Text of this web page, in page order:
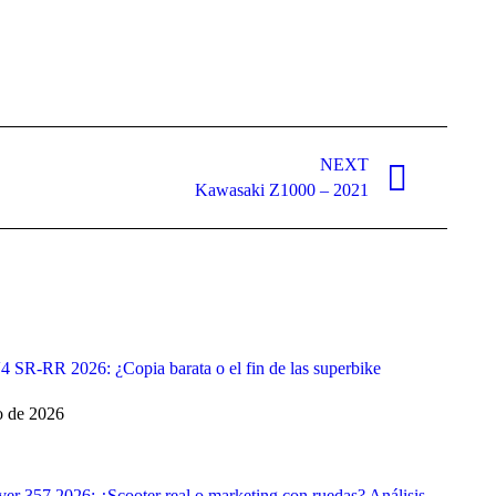
NEXT
Kawasaki Z1000 – 2021
SR-RR 2026: ¿Copia barata o el fin de las superbike
de 2026